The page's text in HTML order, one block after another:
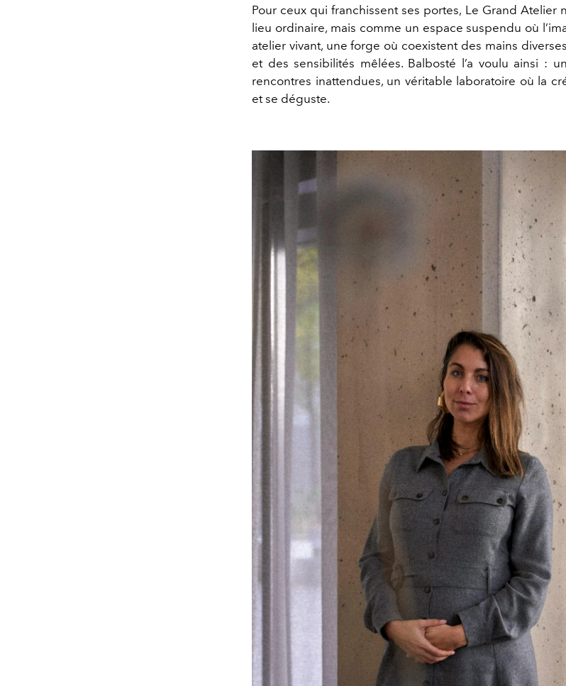
Pour ceux qui franchissent ses portes, Le Grand Atelier
lieu ordinaire, mais comme un espace suspendu où
atelier vivant, une forge où coexistent des mains
et des sensibilités mêlées. Balbosté l’a voulu ainsi :
rencontres inattendues, un véritable laboratoire où la
et se déguste.